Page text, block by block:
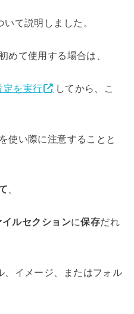
て説明しました。
めて使用する場合は、
定を実行
してから、こ
使い際に注意することと
ルセクションに保存だれ
、イメージ、またはフォル